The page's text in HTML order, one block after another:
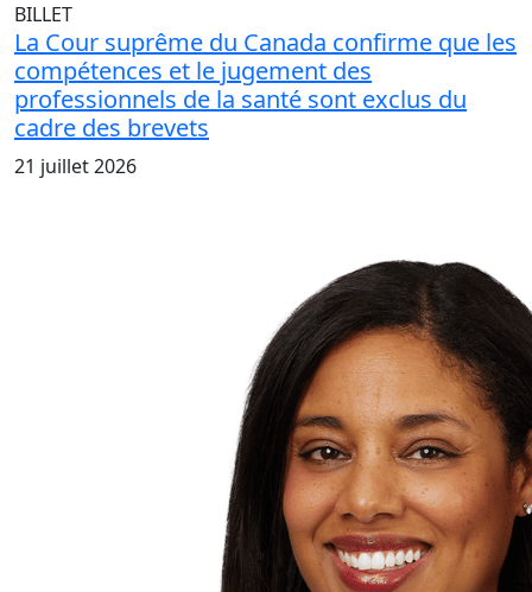
BILLET
La Cour suprême du Canada confirme que les
compétences et le jugement des
professionnels de la santé sont exclus du
cadre des brevets
21 juillet 2026